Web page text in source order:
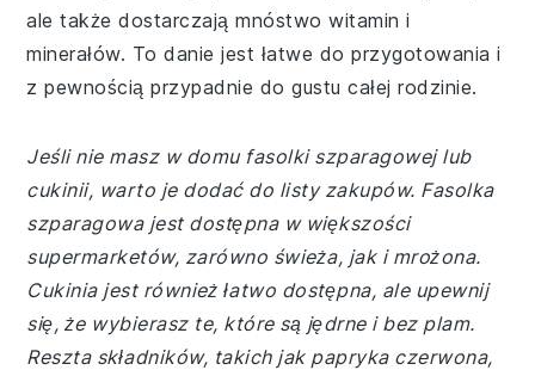
ale także dostarczają mnóstwo witamin i
minerałów. To danie jest łatwe do przygotowania i
z pewnością przypadnie do gustu całej rodzinie.
Jeśli nie masz w domu fasolki szparagowej lub
cukinii, warto je dodać do listy zakupów. Fasolka
szparagowa jest dostępna w większości
supermarketów, zarówno świeża, jak i mrożona.
Cukinia jest również łatwo dostępna, ale upewnij
się, że wybierasz te, które są jędrne i bez plam.
Reszta składników, takich jak papryka czerwona,